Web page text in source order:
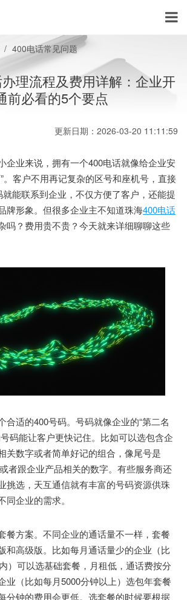
400电话常见问题
理流程及费用详解：企业开
前必看的5个要点
更新日期：2026-03-20 11:11:59
业来说，拥有一个400电话就像给企业安
”。客户不用再记复杂的区号和座机号，直接
能联系到企业，不仅方便了客户，还能提
牌形象。但很多企业主不知道珠海400电话
吗？费用贵不贵？今天就来详细聊聊这些
适的400号码。号码就像企业的“第二名
码能让客户更快记住。比如可以选包含企
关数字或者简单好记的组合，像尾号是
者跟企业产品相关的数字。有些服务商还
挑选，天互通信就有丰富的号码资源供珠
企业的需求。
方案。不同企业的通话量不一样，套餐
和高级版。比如每月通话量少的企业（比
）可以选基础套餐，月租低，通话费按分
业（比如每月5000分钟以上）选包年套餐
分钟的费用会更低。选套餐的时候要根据